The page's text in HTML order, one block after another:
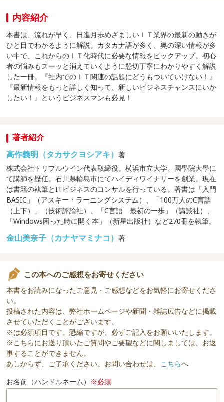
内容紹介
本書は、流れが早く、日進月歩めざましいＩＴ業界の最新の動きが
ひと目でわかるように解説。カタカナ語が多く、奥の深い情報が多
い中で、これからのＩＴ化時代に必要な情報をピックアップ。初心
者の悩みもスーッと消えていくように懇切丁寧にわかりやすく解説
した一冊。『社内でのＩＴ関連の話題にどうもついていけない！』
『最新情報をもっと詳しく知って、新しいビジネスチャンスにいか
したい！』というビジネスマンも必見！
著者紹介
高作義明（タカサクヨシアキ）著
株式会社トリプルウイン代表取締役。横浜市立大学、國學院大學に
て講師を歴任。石川県輪島市にてハイディワイナリーを創業。現在
は書籍の執筆とITビジネスのコンサルを行っている。著書は「入門
BASIC」（アスキー・ラーニングシステム）、「100万人のC言語
（上下）」（技術評論社）、「C言語 最初の一歩」（講談社）、
「Windows困った時に開く本」（新星出版社）など270冊を執筆。
金山美奈子（カナヤマミナコ）著
この本へのご感想をお寄せください
本書をお読みになったご意見・ご感想などをお気軽にお寄せくださ
い。
投稿された内容は、弊社ホームページや新聞・雑誌広告などに掲載
させていただくことがございます。
※は必須項目です。恐縮ですが、必ずご記入をお願いいたします。
※こちらにお送り頂いたご質問やご要望などに関しましては、お返
事することができません。
あしからず、ご了承ください。お問い合わせは、 こちらへ
お名前（ハンドルネーム） ※必須